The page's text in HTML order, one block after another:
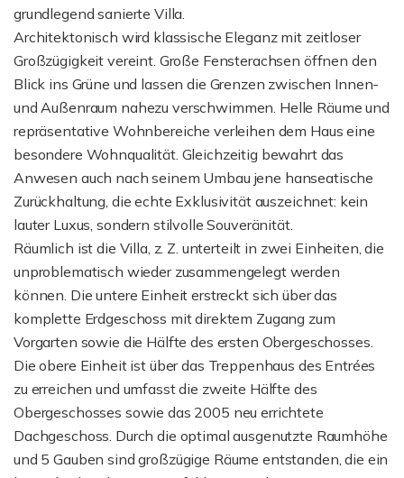
grundlegend sanierte Villa.
Architektonisch wird klassische Eleganz mit zeitloser
Großzügigkeit vereint. Große Fensterachsen öffnen den
Blick ins Grüne und lassen die Grenzen zwischen Innen-
und Außenraum nahezu verschwimmen. Helle Räume und
repräsentative Wohnbereiche verleihen dem Haus eine
besondere Wohnqualität. Gleichzeitig bewahrt das
Anwesen auch nach seinem Umbau jene hanseatische
Zurückhaltung, die echte Exklusivität auszeichnet: kein
lauter Luxus, sondern stilvolle Souveränität.
Räumlich ist die Villa, z. Z. unterteilt in zwei Einheiten, die
unproblematisch wieder zusammengelegt werden
können. Die untere Einheit erstreckt sich über das
komplette Erdgeschoss mit direktem Zugang zum
Vorgarten sowie die Hälfte des ersten Obergeschosses.
Die obere Einheit ist über das Treppenhaus des Entrées
zu erreichen und umfasst die zweite Hälfte des
Obergeschosses sowie das 2005 neu errichtete
Dachgeschoss. Durch die optimal ausgenutzte Raumhöhe
und 5 Gauben sind großzügige Räume entstanden, die ein